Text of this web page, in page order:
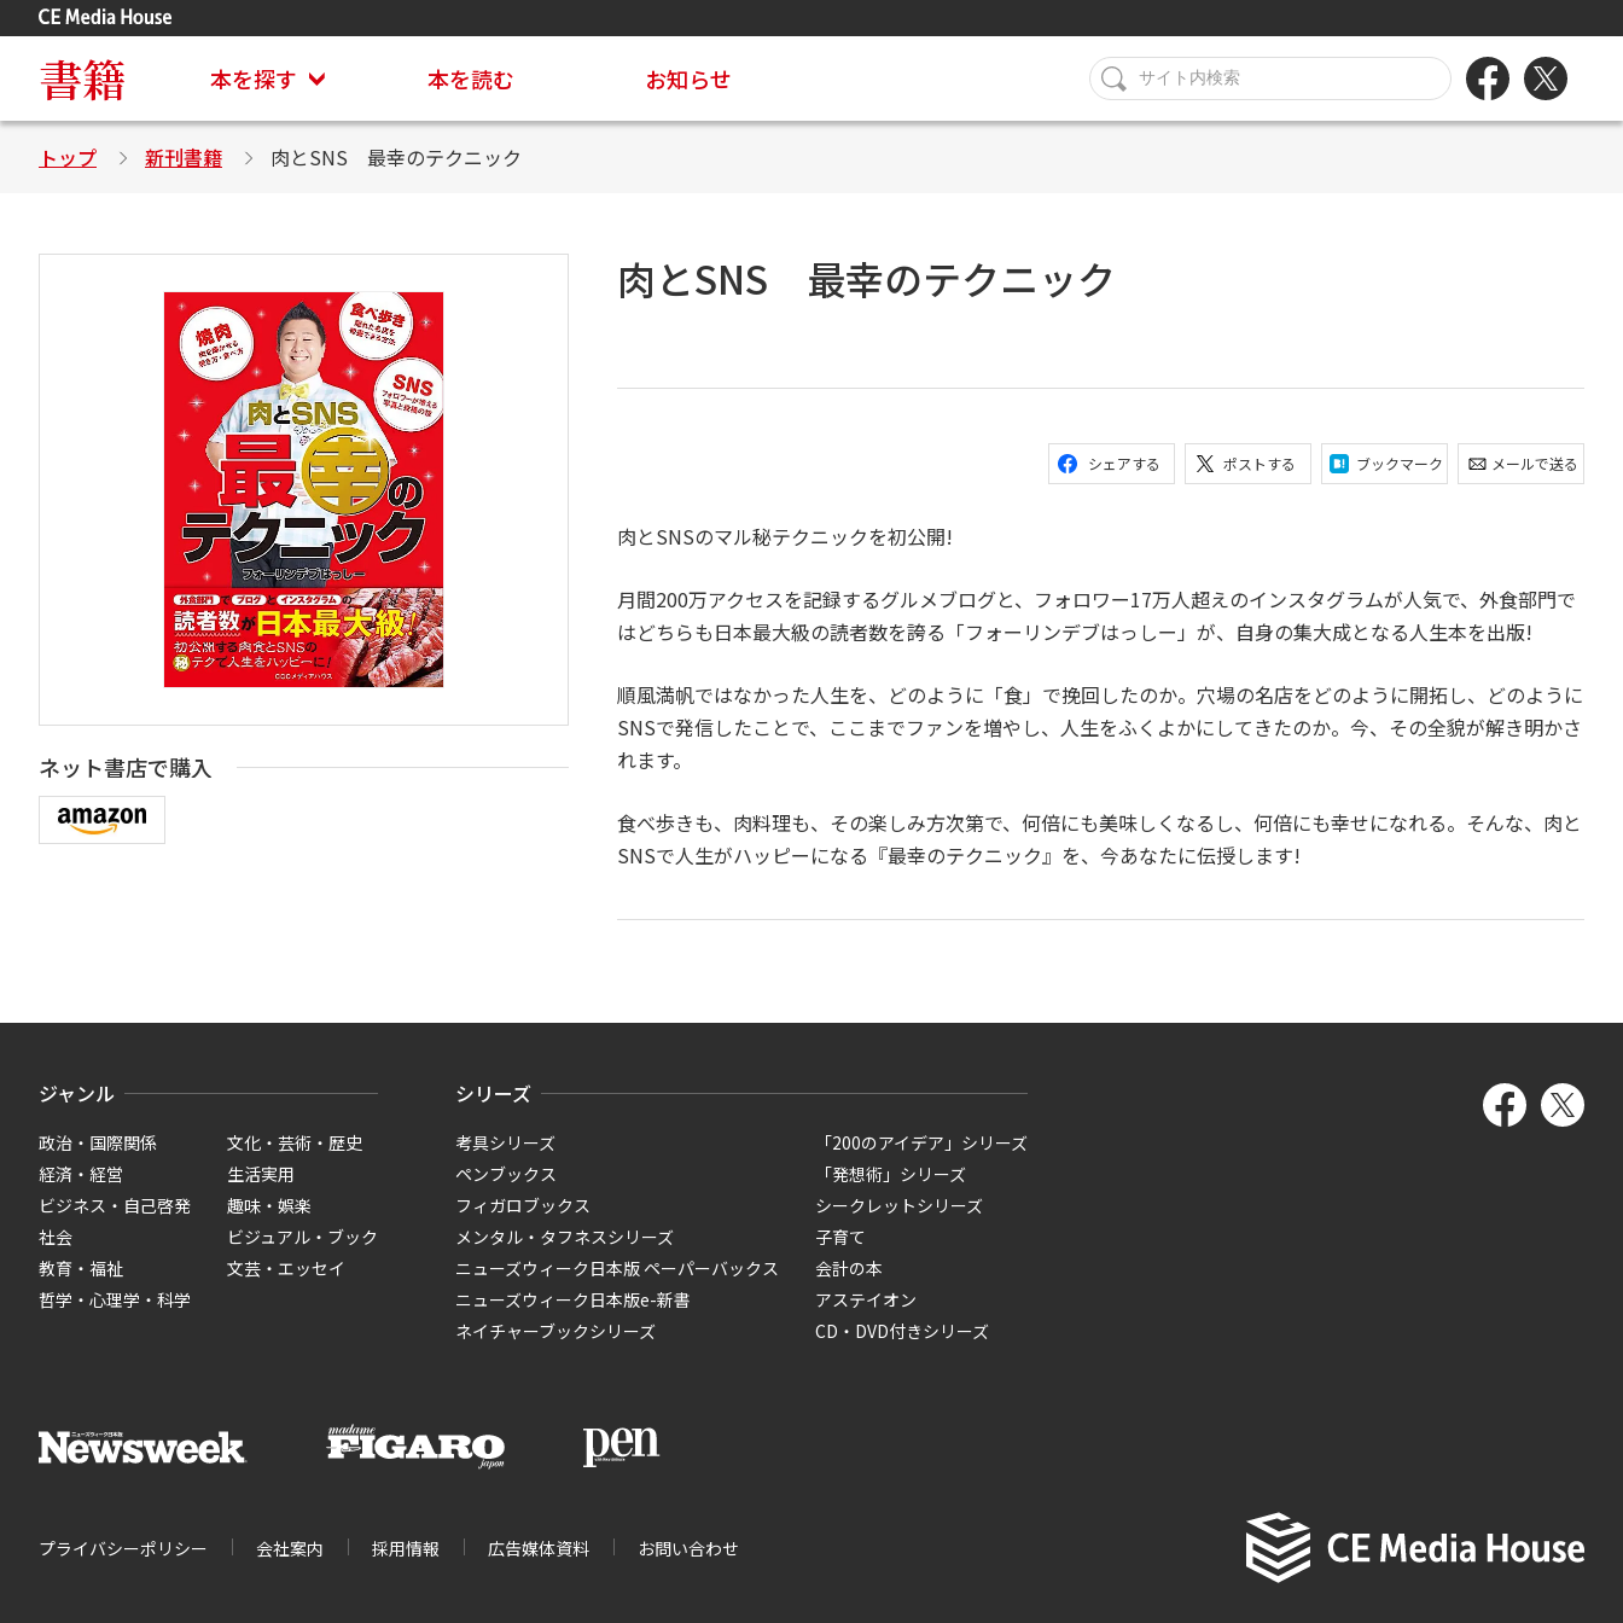
書籍 本を探す 本を読む お知らせ
トップ 新刊書籍 肉とSNS 最幸のテクニック
ネット書店で購入
肉とSNS 最幸のテクニック
シェアする ポストする ブックマーク メールで送る
肉とSNSのマル秘テクニックを初公開!
月間200万アクセスを記録するグルメブログと、フォロワー17万人超えのインスタグラムが人気で、外食部門で
はどちらも日本最大級の読者数を誇る「フォーリンデブはっしー」が、自身の集大成となる人生本を出版!
順風満帆ではなかった人生を、どのように「食」で挽回したのか。穴場の名店をどのように開拓し、どのように
SNSで発信したことで、ここまでファンを増やし、人生をふくよかにしてきたのか。今、その全貌が解き明かさ
れます。
食べ歩きも、肉料理も、その楽しみ方次第で、何倍にも美味しくなるし、何倍にも幸せになれる。そんな、肉と
SNSで人生がハッピーになる『最幸のテクニック』を、今あなたに伝授します!
ジャンル
政治・国際関係
経済・経営
ビジネス・自己啓発
社会
教育・福祉
哲学・心理学・科学
文化・芸術・歴史
生活実用
趣味・娯楽
ビジュアル・ブック
文芸・エッセイ
シリーズ
考具シリーズ
ペンブックス
フィガロブックス
メンタル・タフネスシリーズ
ニューズウィーク日本版 ペーパーバックス
ニューズウィーク日本版e-新書
ネイチャーブックシリーズ
「200のアイデア」シリーズ
「発想術」シリーズ
シークレットシリーズ
子育て
会計の本
アステイオン
CD・DVD付きシリーズ
プライバシーポリシー 会社案内 採用情報 広告媒体資料 お問い合わせ